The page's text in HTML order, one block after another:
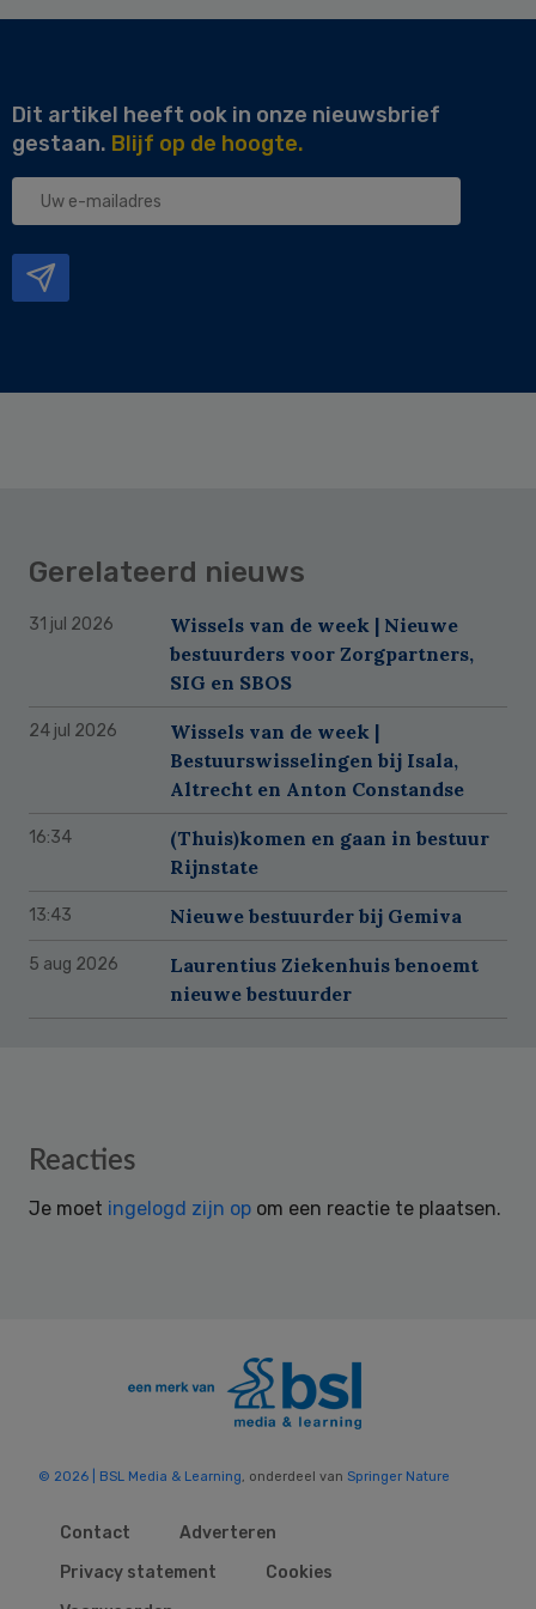
Dit artikel heeft ook in onze nieuwsbrief
gestaan. Blijf op de hoogte.
Uw
Gerelateerd nieuws
31 jul 2026
Wissels van de week | Nieuwe
bestuurders voor Zorgpartners,
SIG en SBOS
24 jul 2026
Wissels van de week |
Bestuurswisselingen bij Isala,
Altrecht en Anton Constandse
16:34
(Thuis)komen en gaan in bestuur
Rijnstate
13:43 Nieuwe bestuurder bij Gemiva
5 aug 2026
Laurentius Ziekenhuis benoemt
nieuwe bestuurder
Reader
Reacties
Je moet ingelogd zijn op om een reactie te plaatsen.
© 2026 | BSL Media & Learning, onderdeel van Springer Nature
Contact
Adverteren
Privacy statement
Cookies